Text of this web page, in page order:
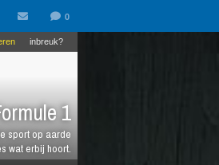
1
sport op aarde
wat erbij hoort.
inbreuk?